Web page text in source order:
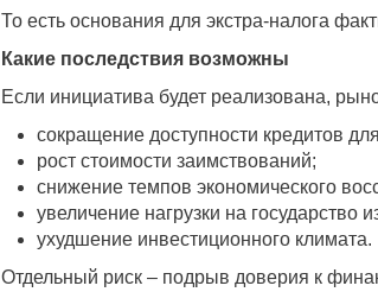
То есть основания для экстра-налога
Какие последствия возможны
Если инициатива будет реализована,
сокращение доступности кредитов
рост стоимости заимствований;
снижение темпов экономического
увеличение нагрузки на государство
ухудшение инвестиционного климата.
Отдельный риск – подрыв доверия к